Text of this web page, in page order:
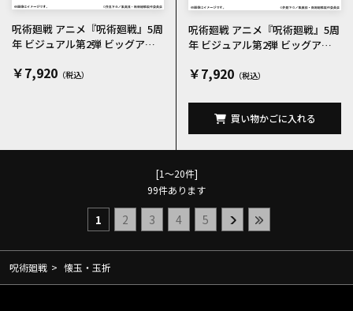
呪術廻戦 アニメ『呪術廻戦』5周
年 ビジュアル第2弾 ビッグアク
￥7,920
呪術廻戦 アニメ『呪術廻戦』5周
年 ビジュアル第2弾 ビッグアク
￥7,920
買い物かごに入れる
[1～20件]
99件あります
1 2 3 4 5
呪術廻戦 > 懐玉・玉折